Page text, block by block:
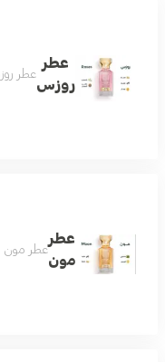
عطر
روزس
عطر روزس 75 مل منعش وبارد ولطيف جداً أنثوي بامتياز عطر الأنوثة والجمال جميل كل وقت ولكل ذوق عطر لا تختلف عليه أي أنثى
عطر
مون
عطر مون 75 مل لاشىء يصف جمال هذا العطر سوى أنه ( تحفه ) مليىء بالجمال والتفرد واللطف والأناقة عطر يزيد الجمال ، عطر هادىء لطيف رائع ومميزمكونات العطر : المسك - الفانيلا - الليمون - الباتشولي